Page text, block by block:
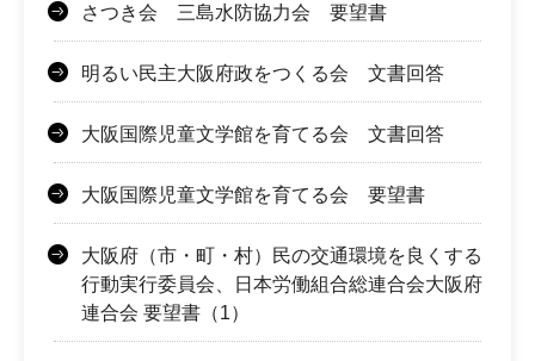
さつき会 三島水防協力会 要望書
明るい民主大阪府政をつくる会 文書回答
大阪国際児童文学館を育てる会 文書回答
大阪国際児童文学館を育てる会 要望書
大阪府（市・町・村）民の交通環境を良くする
行動実行委員会、日本労働組合総連合会大阪府
連合会 要望書（1）